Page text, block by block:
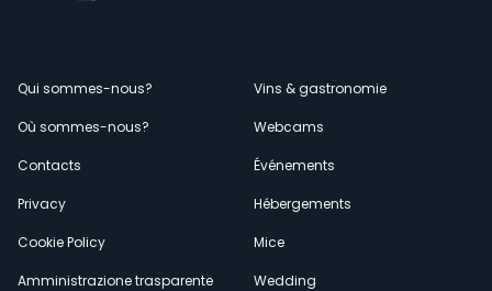
Menù
secondario
Qui sommes-nous?
Où sommes-nous?
Contacts
Privacy
Cookie Policy
Amministrazione trasparente
Vins & gastronomie
Webcams
Événements
Hébergements
Mice
Wedding